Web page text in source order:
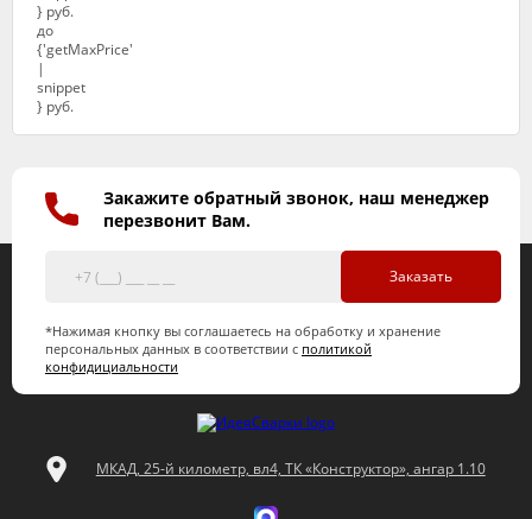
Закажите обратный звонок, наш менеджер
перезвонит Вам.
Заказать
*Нажимая кнопку вы соглашаетесь на обработку и хранение
персональных данных в соответствии с политикой
конфидициальности
МКАД, 25-й километр, вл4, ТК «Конструктор», ангар 1.10